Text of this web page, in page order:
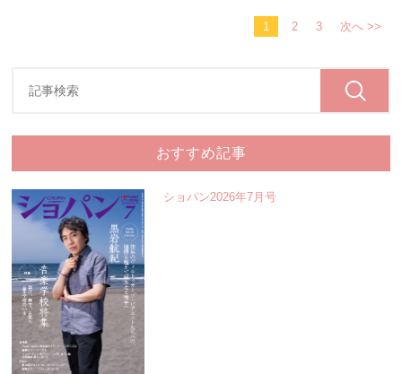
1 2 3 次へ >>
おすすめ記事
ショパン2026年7月号